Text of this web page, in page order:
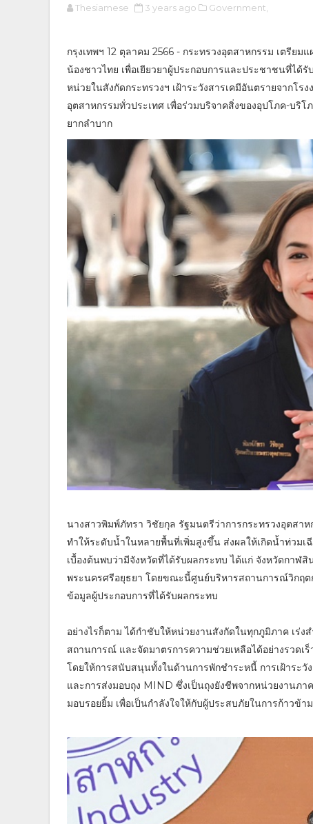
Thesiamese 3 years ago Government,
กรุงเทพฯ 12 ตุลาคม 2566 - กระทรวงอุตสาหกรรม เตรี
น้องชาวไทย เพื่อเยียวยาผู้ประกอบการและประชาชนที่ได้
หน่วยในสังกัดกระทรวงฯ เฝ้าระวังสารเคมีอันตรายจากโ
อุตสาหกรรมทั่วประเทศ เพื่อร่วมบริจาคสิ่งของอุปโภค-บริ
ยากลำบาก
นางสาวพิมพ์ภัทรา วิชัยกุล รัฐมนตรีว่าการกระทรวงอุตสา
ทำให้ระดับน้ำในหลายพื้นที่เพิ่มสูงขึ้น ส่งผลให้เกิดน้ำท่วม
เบื้องต้นพบว่ามีจังหวัดที่ได้รับผลกระทบ ได้แก่ จังหวัดกา
พระนครศรีอยุธยา โดยขณะนี้ศูนย์บริหารสถานการณ์วิกฤต
ข้อมูลผู้ประกอบการที่ได้รับผลกระทบ
อย่างไรก็ตาม ได้กำชับให้หน่วยงานสังกัดในทุกภูมิภาค เร่ง
สถานการณ์ และจัดมาตรการความช่วยเหลือได้อย่างรวดเ
โดยให้การสนับสนุนทั้งในด้านการพักชำระหนี้ การเฝ้าระ
และการส่งมอบถุง MIND ซึ่งเป็นถุงยังชีพจากหน่วยงานภา
มอบรอยยิ้ม เพื่อเป็นกำลังใจให้กับผู้ประสบภัยในการก้าวข้า